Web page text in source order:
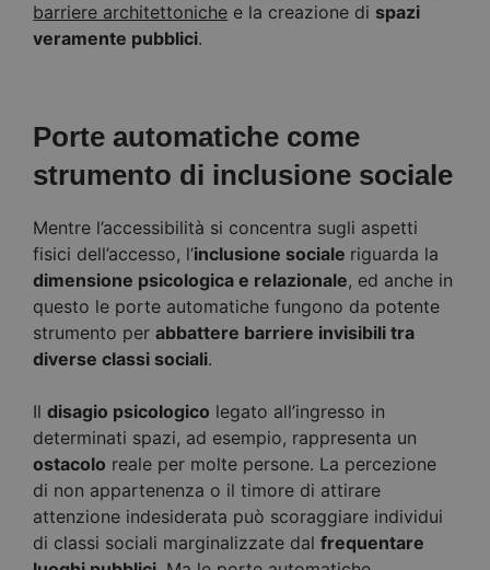
barriere architettoniche e la creazione di spazi
veramente pubblici.
Porte automatiche come
strumento di inclusione sociale
Mentre l’accessibilità si concentra sugli aspetti
fisici dell’accesso, l’inclusione sociale riguarda la
dimensione psicologica e relazionale, ed anche in
questo le porte automatiche fungono da potente
strumento perabbattere barriere invisibili tra
diverse classi sociali.
Ildisagio psicologico legato all’ingresso in
determinati spazi, ad esempio, rappresenta un
ostacolo reale per molte persone. La percezione
di non appartenenza o il timore di attirare
attenzione indesiderata può scoraggiare individui
di classi sociali marginalizzate dalfrequentare